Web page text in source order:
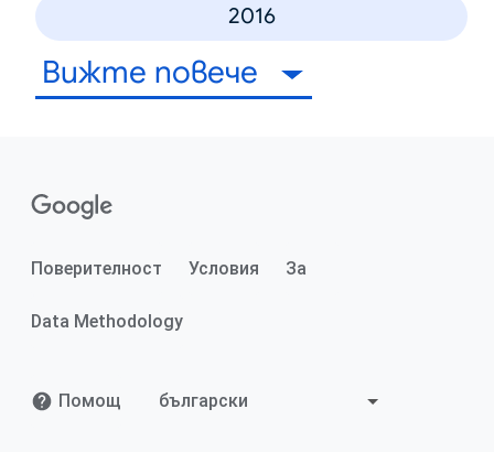
2016
Вижте повече
Поверителност Условия За
Data Methodology
Помощ